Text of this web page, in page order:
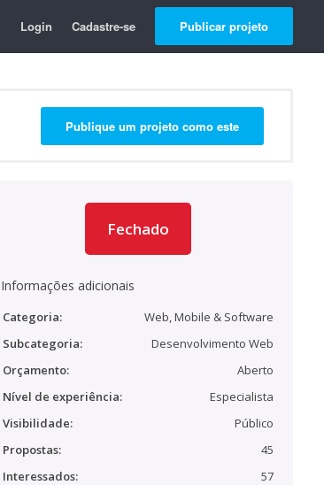
Login Cadastre-se Publicar projeto
Publique um projeto como este
Fechado
Informações adicionais
Categoria:
Web, Mobile & Software
Subcategoria:
Desenvolvimento Web
Orçamento:
Aberto
Nível de experiência:
Especialista
Visibilidade:
Público
Propostas:
45
Interessados:
57